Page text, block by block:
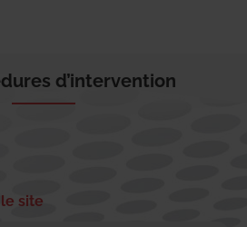
d’intervention
site